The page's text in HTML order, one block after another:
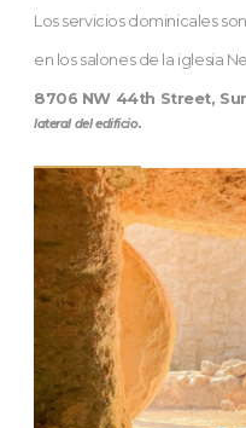
Los servicios dominicales
en los salones de la iglesia
8706 NW 44th Street,
lateral del edificio.